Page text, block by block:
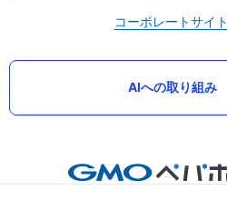
コーポレートサイト
AIへの取り組み